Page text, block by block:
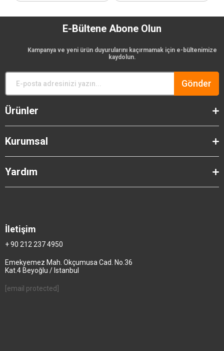
E-Bültene Abone Olun
Kampanya ve yeni ürün duyurularını kaçırmamak için e-bültenimize
kaydolun.
Gönder
Ürünler
Kurumsal
Yardım
İletişim
+ 90 212 237 4950
Emekyemez Mah. Okçumusa Cad. No.36
Kat.4 Beyoğlu / Istanbul
[email protected]